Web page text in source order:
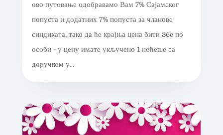
ово путовање одобравамо Вам 7% Сајамског
попуста и додатних 7% попуста за чланове
синдиката, тако да ће крајња цена бити 86е по
особи - у цену имате укључено 1 ноћење са
доручком у...